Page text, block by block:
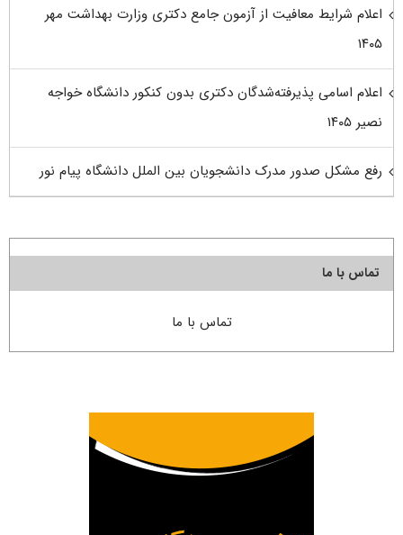
اعلام شرایط معافیت از آزمون جامع دکتری وزارت بهداشت مهر
۱۴۰۵
اعلام اسامی پذیرفته‌شدگان دکتری بدون کنکور دانشگاه خواجه
نصیر ۱۴۰۵
رفع مشکل صدور مدرک دانشجویان بین الملل دانشگاه پیام نور
تماس با ما
تماس با ما